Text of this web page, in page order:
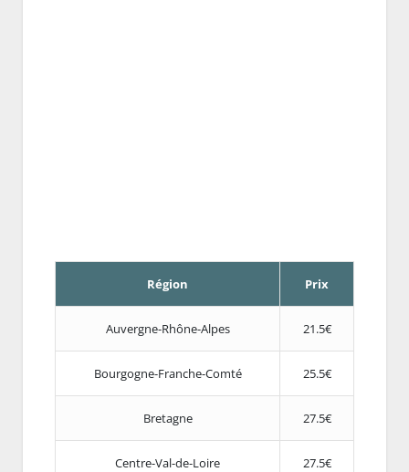
Région Prix
Auvergne-Rhône-Alpes 21.5€
Bourgogne-Franche-Comté 25.5€
Bretagne 27.5€
Centre-Val-de-Loire 27.5€